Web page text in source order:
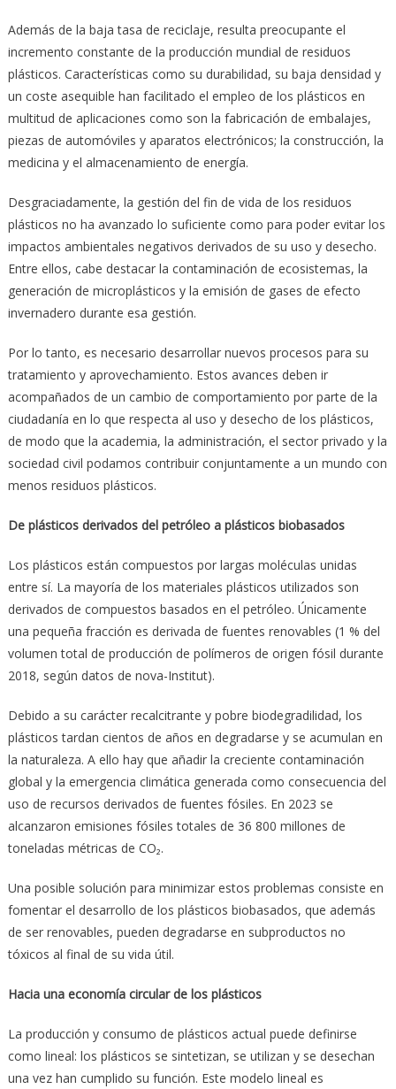
Además de la baja tasa de reciclaje, resulta preocupante el
incremento constante de la producción mundial de residuos
plásticos. Características como su durabilidad, su baja densidad y
un coste asequible han facilitado el empleo de los plásticos en
multitud de aplicaciones como son la fabricación de embalajes,
piezas de automóviles y aparatos electrónicos; la construcción, la
medicina y el almacenamiento de energía.
Desgraciadamente, la gestión del fin de vida de los residuos
plásticos no ha avanzado lo suficiente como para poder evitar los
impactos ambientales negativos derivados de su uso y desecho.
Entre ellos, cabe destacar la contaminación de ecosistemas, la
generación de microplásticos y la emisión de gases de efecto
invernadero durante esa gestión.
Por lo tanto, es necesario desarrollar nuevos procesos para su
tratamiento y aprovechamiento. Estos avances deben ir
acompañados de un cambio de comportamiento por parte de la
ciudadanía en lo que respecta al uso y desecho de los plásticos,
de modo que la academia, la administración, el sector privado y la
sociedad civil podamos contribuir conjuntamente a un mundo con
menos residuos plásticos.
De plásticos derivados del petróleo a plásticos biobasados
Los plásticos están compuestos por largas moléculas unidas
entre sí. La mayoría de los materiales plásticos utilizados son
derivados de compuestos basados en el petróleo. Únicamente
una pequeña fracción es derivada de fuentes renovables (1 % del
volumen total de producción de polímeros de origen fósil durante
2018, según datos de nova-Institut).
Debido a su carácter recalcitrante y pobre biodegradilidad, los
plásticos tardan cientos de años en degradarse y se acumulan en
la naturaleza. A ello hay que añadir la creciente contaminación
global y la emergencia climática generada como consecuencia del
uso de recursos derivados de fuentes fósiles. En 2023 se
alcanzaron emisiones fósiles totales de 36 800 millones de
toneladas métricas de CO₂.
Una posible solución para minimizar estos problemas consiste en
fomentar el desarrollo de los plásticos biobasados, que además
de ser renovables, pueden degradarse en subproductos no
tóxicos al final de su vida útil.
Hacia una economía circular de los plásticos
La producción y consumo de plásticos actual puede definirse
como lineal: los plásticos se sintetizan, se utilizan y se desechan
una vez han cumplido su función. Este modelo lineal es